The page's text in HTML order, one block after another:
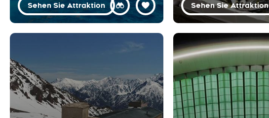
Sehen Sie Attraktion Sehen Sie Attraktion